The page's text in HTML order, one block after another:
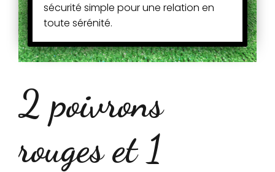
2 poivrons
rouges et 1
sécurité simple pour une relation en
toute sérénité.